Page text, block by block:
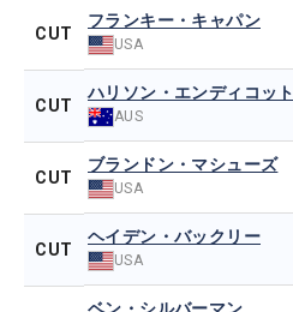
CUT
フランキー・キャパン
USA
CUT
ハリソン・エンディコット
AUS
CUT
ブランドン・マシューズ
USA
CUT
ヘイデン・バックリー
USA